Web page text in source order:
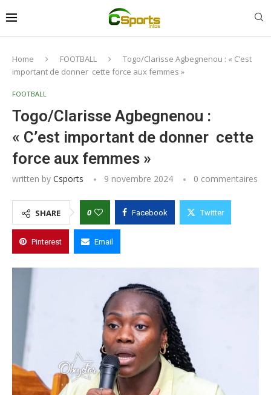
Home FOOTBALL
Togo/Clarisse Agbegnenou : « C’est
important de donner cette force aux femmes »
FOOTBALL
Togo/Clarisse Agbegnenou :
« C’est important de donner cette
force aux femmes »
written by Csports 9 novembre 2024 0 commentaires
SHARE 0 Facebook Twitter
Pinterest Email